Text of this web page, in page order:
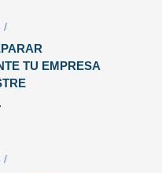
/
TU EMPRESA
/